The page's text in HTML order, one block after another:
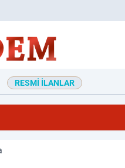
RESMI İLANLAR